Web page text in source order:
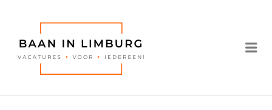
VACATURES IN